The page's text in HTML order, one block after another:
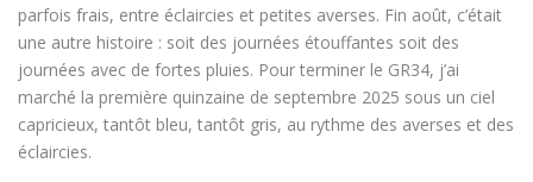
parfois frais, entre éclaircies et petites averses. Fin août, c’était
une autre histoire : soit des journées étouffantes soit des
journées avec de fortes pluies. Pour terminer le GR34, j’ai
marché la première quinzaine de septembre 2025 sous un ciel
capricieux, tantôt bleu, tantôt gris, au rythme des averses et des
éclaircies.